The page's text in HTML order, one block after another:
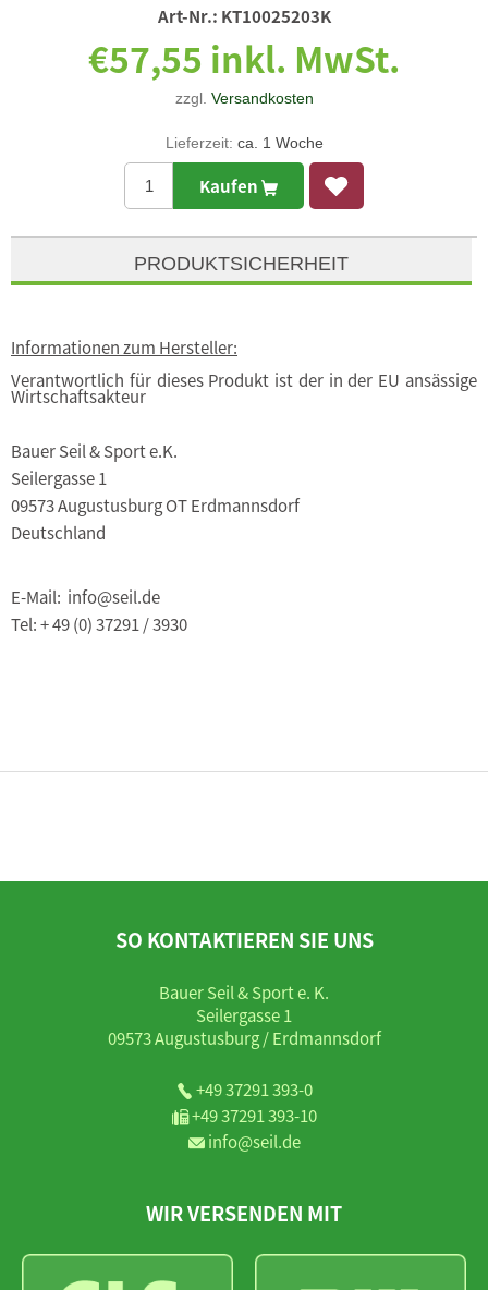
Art-Nr.: KT10025203K
€57,55 inkl. MwSt.
zzgl. Versandkosten
Lieferzeit: ca. 1 Woche
Kaufen
PRODUKTSICHERHEIT
Informationen zum Hersteller:
Verantwortlich für dieses Produkt ist der in der EU ansässige
Wirtschaftsakteur
Bauer Seil & Sport e.K.
Seilergasse 1
09573 Augustusburg OT Erdmannsdorf
Deutschland
E-Mail: info@seil.de
Tel: + 49 (0) 37291 / 3930
SO KONTAKTIEREN SIE UNS
Bauer Seil & Sport e. K.
Seilergasse 1
09573 Augustusburg / Erdmannsdorf
+49 37291 393-0
+49 37291 393-10
info@seil.de
WIR VERSENDEN MIT